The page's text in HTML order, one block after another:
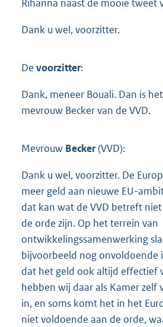
Rihanna naast de mooie tweet
Dank u wel, voorzitter.
De voorzitter:
Dank, meneer Bouali. Dan is
mevrouw Becker van de VVD.
Mevrouw Becker(VVD):
Dank u wel, voorzitter. De
meer geld aan nieuwe EU-
dat kan wat de VVD betreft
de orde zijn. Op het terrein van
ontwikkelingssamenwerking
bijvoorbeeld nog onvoldoende
dat het geld ook altijd effectief
hebben wij daar als Kamer zelf
in, en soms komt het in het
niet voldoende aan de orde,